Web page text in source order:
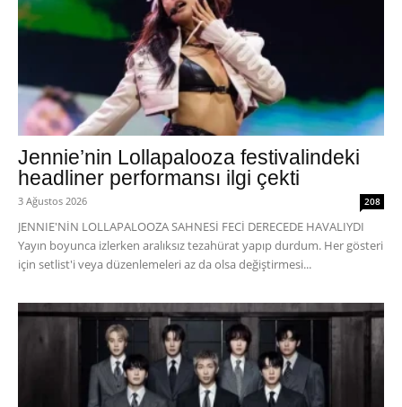
Jennie’nin Lollapalooza festivalindeki
headliner performansı ilgi çekti
3 Ağustos 2026 208
JENNIE'NİN LOLLAPALOOZA SAHNESİ FECİ DERECEDE HAVALIYDI
Yayın boyunca izlerken aralıksız tezahürat yapıp durdum. Her gösteri
için setlist'i veya düzenlemeleri az da olsa değiştirmesi...